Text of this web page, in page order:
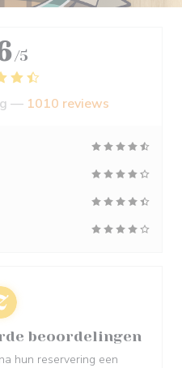
/5
— 1010 reviews
beoordelingen
hun reservering een